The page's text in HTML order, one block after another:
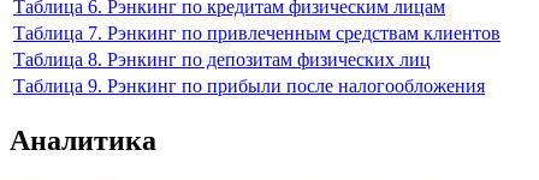
Таблица 6. Рэнкинг по кредитам физическим лицам
Таблица 7. Рэнкинг по привлеченным средствам клиентов
Таблица 8. Рэнкинг по депозитам физических лиц
Таблица 9. Рэнкинг по прибыли после налогообложения
Аналитика